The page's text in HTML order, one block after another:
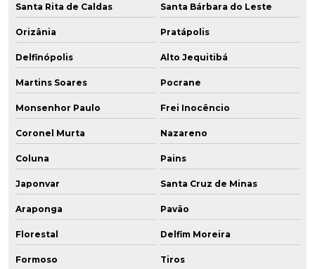
Santa Rita de Caldas Santa Bárbara do Leste
Orizânia Pratápolis
Delfinópolis Alto Jequitibá
Martins Soares Pocrane
Monsenhor Paulo Frei Inocêncio
Coronel Murta Nazareno
Coluna Pains
Japonvar Santa Cruz de Minas
Araponga Pavão
Florestal Delfim Moreira
Formoso Tiros